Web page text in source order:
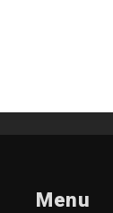
Menu